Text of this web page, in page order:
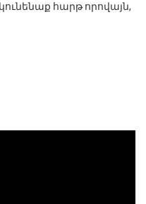
հարթ որովայն,